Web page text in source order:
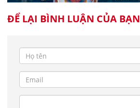
ĐỂ LẠI BÌNH LUẬN CỦA BẠN